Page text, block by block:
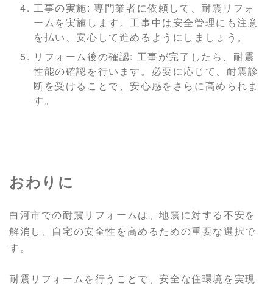
工事の実施: 専門業者に依頼して、耐震リフォ
ームを実施します。工事中は安全管理にも注意
を払い、安心して進めるようにしましょう。
リフォーム後の確認: 工事が完了したら、耐震
性能の確認を行います。必要に応じて、耐震診
断を受けることで、安心感をさらに高められま
す。
おわりに
白河市での耐震リフォームは、地震に対する不安を
解消し、自宅の安全性を高めるための重要な選択で
す。
耐震リフォームを行うことで、安全な住環境を実現